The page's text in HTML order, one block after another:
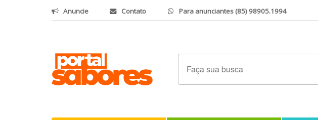
Anuncie Contato Para anunciantes (85) 98905.1994